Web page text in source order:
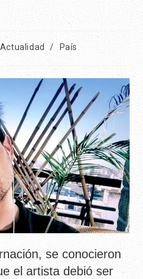
Actualidad / País
se conocieron
el artista debió ser